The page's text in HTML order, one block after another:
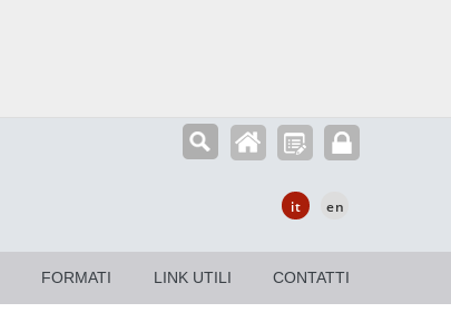
it en
FORMATI LINK UTILI CONTATTI